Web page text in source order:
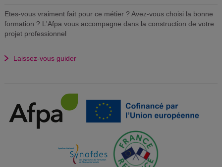
Etes-vous vraiment fait pour ce métier ? Avez-vous choisi la bonne
formation ? L'Afpa vous accompagne dans la construction de votre
projet professionnel
Laissez-vous guider